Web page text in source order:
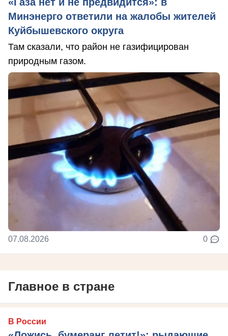
Минэнерго ответили на жалобы жителей
Куйбышевского округа
Там сказали, что район не газифицирован
природным газом.
07.08.2026 0
Главное в стране
В России